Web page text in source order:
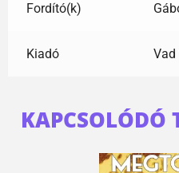
Fordító(k)
Kiadó Vad
KAPCSOLÓDÓ